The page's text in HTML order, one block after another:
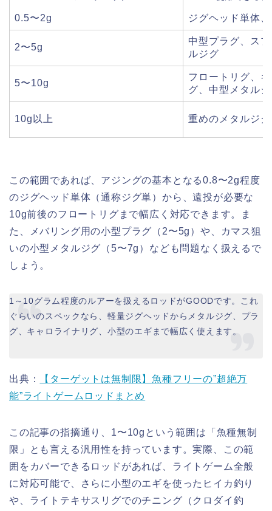
0.5〜2g ジグヘッド単体
2〜5g
中型プラグ、ス
ルジグ
5〜10g
フロートリグ、
グ、中型メタル
10g以上 重めのメタルジ
この範囲であれば、アジングの基本となる0.8〜2g程度
のジグヘッド単体（通称ジグ単）から、遠投が必要な
10g前後のフロートリグまで幅広く対応できます。ま
た、メバリング用の小型プラグ（2〜5g）や、カマス狙
いの小型メタルジグ（5〜7g）なども問題なく扱えるで
しょう。
1～10グラム程度のルアーを扱えるロッドがGOODです。これ
ぐらいのスペックなら、軽量ジグヘッドからメタルジグ、プラ
グ、キャロライナリグ、小型のエギまで幅広く使えます。
出典：
【ターゲットは無制限】魚種フリーの”超絶万
能”ライトゲームロッドまとめ
この記事の指摘通り、1〜10gという範囲は「魚種無制
限」とも言える汎用性を持っています。実際、この範
囲をカバーできるロッドがあれば、ライトゲーム全般
に対応可能で、さらに小型のエギを使ったヒイカ釣り
や、ライトテキサスリグでのチニング（クロダイ釣